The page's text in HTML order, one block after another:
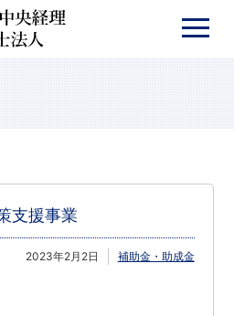
支援事業
2023年2月2日 補助金・助成金